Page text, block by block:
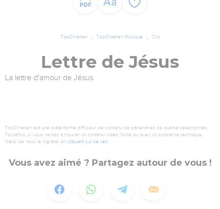
TopChrétien TopChrétien Musique Clip
Lettre de Jésus
La lettre d'amour de Jésus
TopChrétien est une plate-forme diffuseur de contenu de partenaires de qualité sélectionnés.
Toutefois, si vous veniez à trouver un contenu vidéo illicite ou avec un problème technique,
merci de nous le signaler en cliquant sur ce lien.
Vous avez aimé ? Partagez autour de vous !